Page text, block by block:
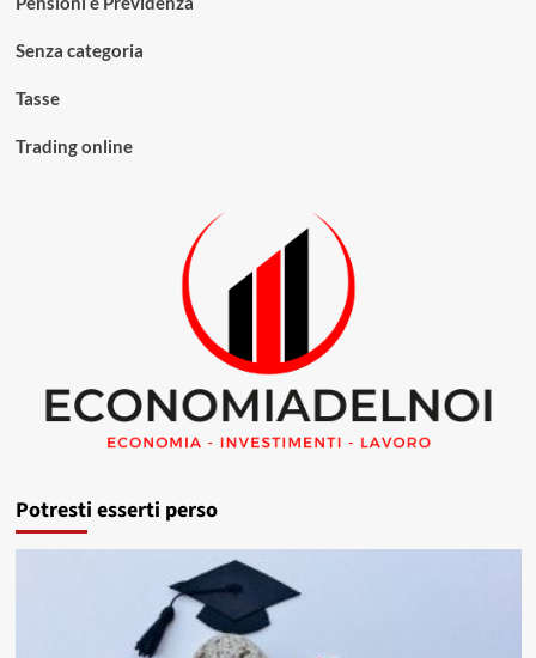
Senza categoria
Tasse
Trading online
Potresti esserti perso